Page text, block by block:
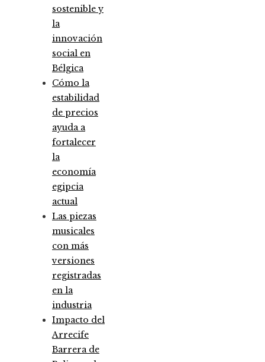
sostenible y
la
innovación
social en
Bélgica
Cómo la
estabilidad
de precios
ayuda a
fortalecer
la
economía
egipcia
actual
Las piezas
musicales
con más
versiones
registradas
en la
industria
Impacto del
Arrecife
Barrera de